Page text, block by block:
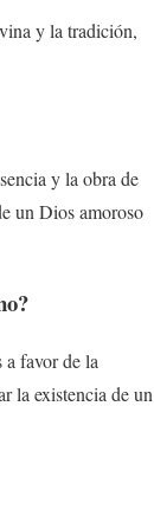
y la tradición,
y la obra de
un Dios amoroso
favor de la
la existencia de un